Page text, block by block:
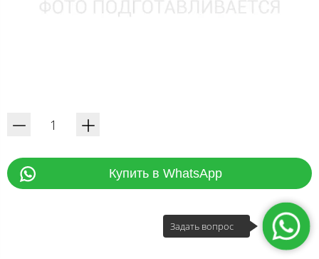
Купить в WhatsApp
Задать вопрос